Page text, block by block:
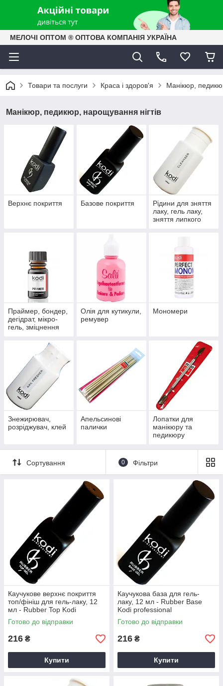
МЕЛОЧІ ОПТОМ ® ОПТОВА КОМПАНІЯ УКРАЇНА
Товари та послуги Краса і здоров'я Манікюр,
Манікюр, педикюр, нарощування нігтів
Верхнє покриття Базове покриття
Рідини для зняття
лаку, гель лаку,
зняття липкого
Праймер, бондер,
дегідрат, мікро-
гель, зміцнення
Олія для кутикули,
ремувер
Мономери
Знежирювач,
розріджувач, клей
Апельсинові
палички
Лопатки для
манікюру та
педикюру
Сортування 0 Фільтри
Каучукове верхнє покриття
топ/фініш для гель-лаку, 12
мл - Rubber Top Kodi
professional
Готово до відправки
216 ₴
Купити
Каучукова база для гель-
лаку, 12 мл - Rubber Base
Kodi professional
Готово до відправки
216 ₴
Купити